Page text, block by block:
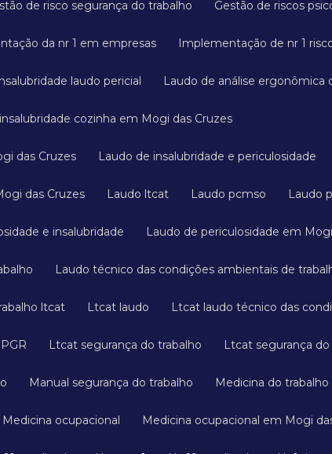
de risco segurança do trabalho Gestão de riscos
da nr 1 em empresas Implementação de nr 1
Insalubridade laudo pericial Laudo de análise ergonômica
insalubridade cozinha em Mogi das Cruzes
das Cruzes Laudo de insalubridade e periculosidade
das Cruzes Laudo ltcat Laudo pcmso Laudo
e insalubridade Laudo de periculosidade em
Laudo técnico das condições ambientais de
ltcat Ltcat laudo Ltcat laudo técnico das
Ltcat segurança do trabalho Ltcat segurança
Manual segurança do trabalho Medicina do trabalho
Medicina ocupacional Medicina ocupacional em Mogi